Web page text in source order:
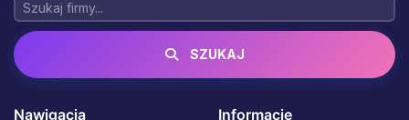
SZUKAJ
Nawigacja Informacje